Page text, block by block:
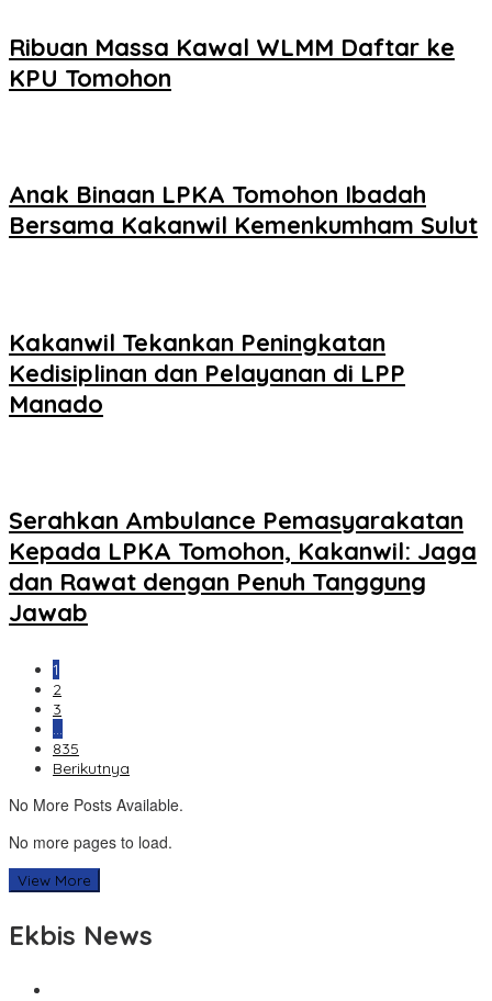
Ribuan Massa Kawal WLMM Daftar ke
KPU Tomohon
Anak Binaan LPKA Tomohon Ibadah
Bersama Kakanwil Kemenkumham Sulut
Kakanwil Tekankan Peningkatan
Kedisiplinan dan Pelayanan di LPP
Manado
Serahkan Ambulance Pemasyarakatan
Kepada LPKA Tomohon, Kakanwil: Jaga
dan Rawat dengan Penuh Tanggung
Jawab
1
2
3
…
835
Berikutnya
No More Posts Available.
No more pages to load.
View More
Ekbis News